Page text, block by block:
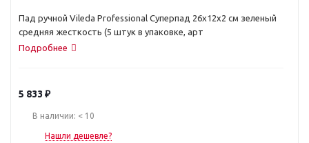
Пад ручной Vileda Professional Суперпад 26х12х2 см зеленый
средняя жесткость (5 штук в упаковке, арт
Подробнее
5 833 ₽
В наличии: < 10
Нашли дешевле?